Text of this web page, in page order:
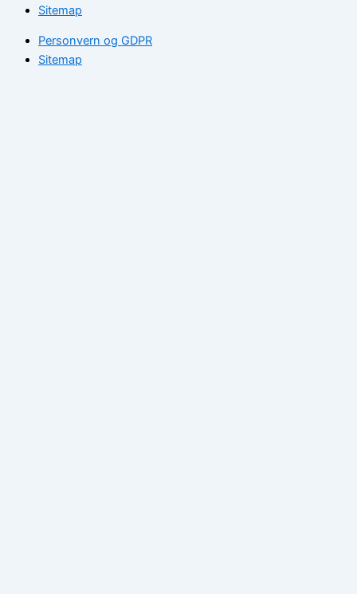
Sitemap
Personvern og GDPR
Sitemap